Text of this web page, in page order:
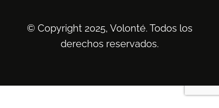
© Copyright 2025, Volonté. Todos los
derechos reservados.